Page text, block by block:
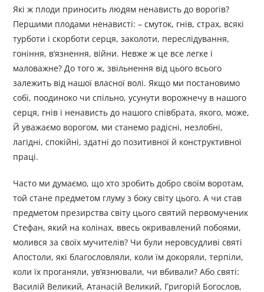
Які ж плоди приносить людям ненависть до ворогів?
Першими плодами ненависті: – смуток, гнів, страх, всякі
турботи і скорботи серця, заколоти, переслідування,
гоніння, в’язнення, війни. Невже ж це все легке і
маловажне? До того ж, звільнення від цього всього
залежить від нашої власної волі. Якщо ми постановимо
собі, поодиноко чи спільно, усунути ворожнечу в нашого
серця, гнів і ненависть до нашого співбрата, якого, може,
Й уважаємо ворогом, ми станемо радісні, незлобні,
лагідні, спокійні, здатні до позитивної й конструктивної
праці.
Часто ми думаємо, що хто зробить добро своїм воротам,
той стане предметом глуму з боку світу цього. А чи став
предметом презирства світу цього святий первомученик
Стефан, який на колінах, ввесь окривавлений побоями,
молився за своїх мучителів? Чи були неровсудливі святі
Апостоли, які благословляли, коли їм докоряли, терпіли,
коли їх проганяли, ув’язнювали, чи вбивали? Або святі:
Василій Великий, Атанасій Великий, Григорій Богослов,